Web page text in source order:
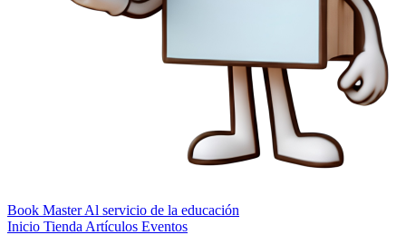
Book Master Al servicio de la educación
Inicio Tienda Artículos Eventos